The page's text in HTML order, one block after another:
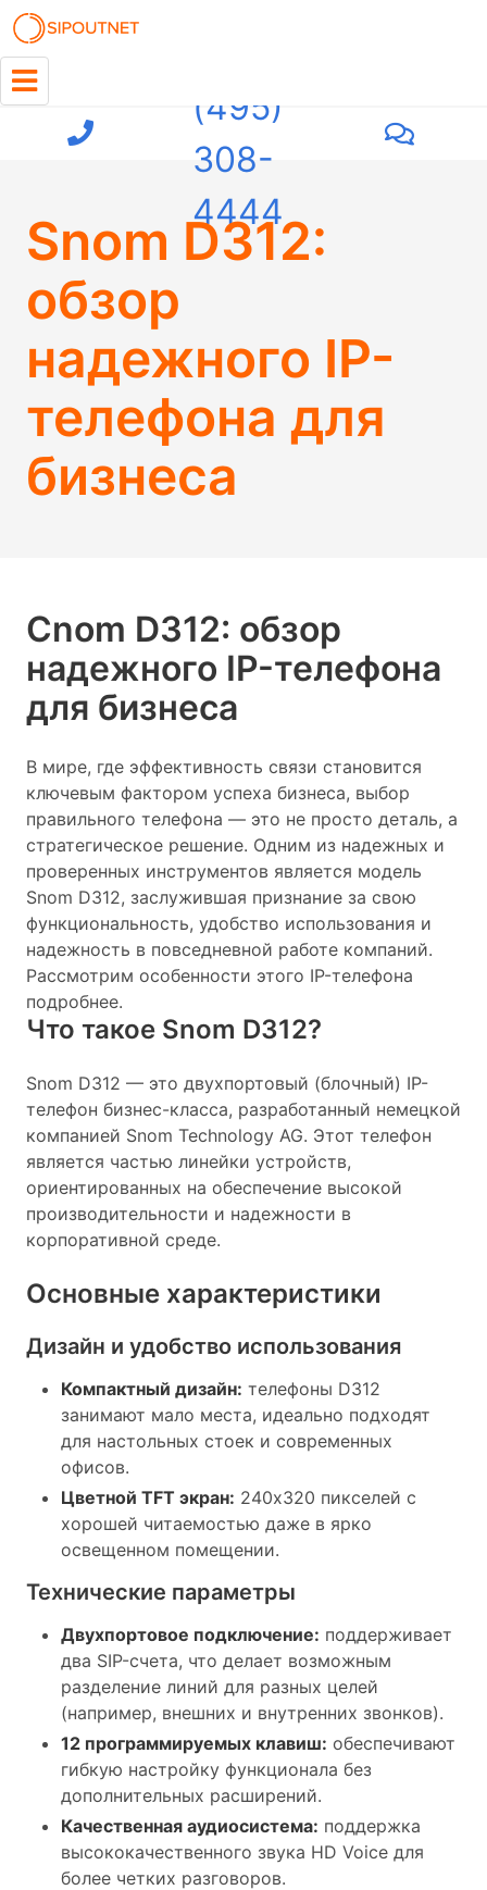
(495)
308-
4444
Snom D312:
обзор
надежного IP-
телефона для
бизнеса
Сnom D312: обзор
надежного IP-телефона
для бизнеса
В мире, где эффективность связи становится
ключевым фактором успеха бизнеса, выбор
правильного телефона — это не просто деталь, а
стратегическое решение. Одним из надежных и
проверенных инструментов является модель
Snom D312, заслужившая признание за свою
функциональность, удобство использования и
надежность в повседневной работе компаний.
Рассмотрим особенности этого IP-телефона
подробнее.
Что такое Snom D312?
Snom D312 — это двухпортовый (блочный) IP-
телефон бизнес-класса, разработанный немецкой
компанией Snom Technology AG. Этот телефон
является частью линейки устройств,
ориентированных на обеспечение высокой
производительности и надежности в
корпоративной среде.
Основные характеристики
Дизайн и удобство использования
Компактный дизайн: телефоны D312
занимают мало места, идеально подходят
для настольных стоек и современных
офисов.
Цветной TFT экран: 240x320 пикселей с
хорошей читаемостью даже в ярко
освещенном помещении.
Технические параметры
Двухпортовое подключение: поддерживает
два SIP-счета, что делает возможным
разделение линий для разных целей
(например, внешних и внутренних звонков).
12 программируемых клавиш: обеспечивают
гибкую настройку функционала без
дополнительных расширений.
Качественная аудиосистема: поддержка
высококачественного звука HD Voice для
более четких разговоров.